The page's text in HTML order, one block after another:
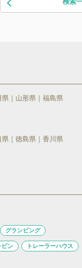
県 山形県 福島県
県 徳島県
香川県
グランピング
ビン トレーラーハウス